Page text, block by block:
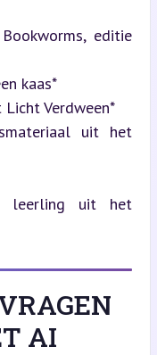
editie
kaas*
Verdween*
uit het
leerling uit het
AI